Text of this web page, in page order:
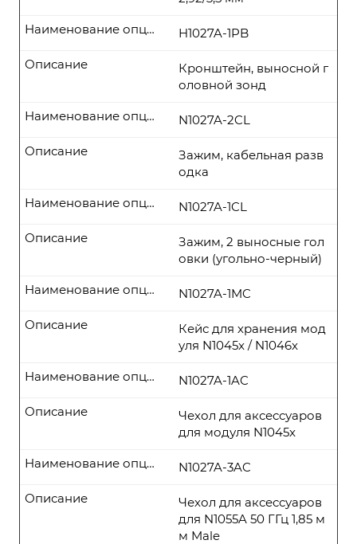
H1027A-1PB
Наименование опции
Кронштейн, выносной г
оловной зонд
Описание
N1027A-2CL
Наименование опции
Зажим, кабельная разв
одка
Описание
N1027A-1CL
Наименование опции
Зажим, 2 выносные гол
овки (угольно-черный)
Описание
N1027A-1MC
Наименование опции
Кейс для хранения мод
уля N1045x / N1046x
Описание
N1027A-1AC
Наименование опции
Чехол для аксессуаров
для модуля N1045x
Описание
N1027A-3AC
Наименование опции
Чехол для аксессуаров
для N1055A 50 ГГц 1,85 м
м Male
Описание